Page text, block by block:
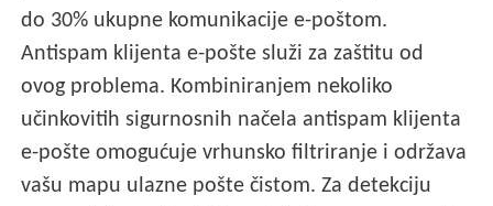
do 30% ukupne komunikacije e-poštom.
Antispam klijenta e-pošte služi za zaštitu od
ovog problema. Kombiniranjem nekoliko
učinkovitih sigurnosnih načela antispam klijenta
e-pošte omogućuje vrhunsko filtriranje i održava
vašu mapu ulazne pošte čistom. Za detekciju